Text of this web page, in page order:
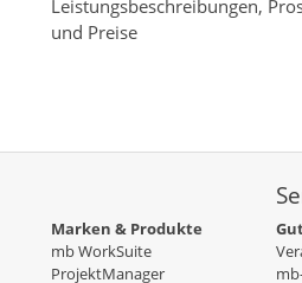
Leistungsbeschreibungen,
und Preise
Marken & Produkte
mb WorkSuite
ProjektManager